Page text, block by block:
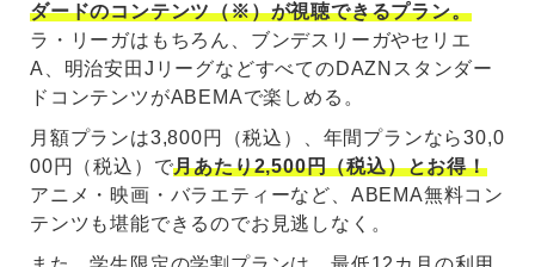
ダードのコンテンツ（※）が視聴できるプラン。
ラ・リーガはもちろん、ブンデスリーガやセリエ
A、明治安田JリーグなどすべてのDAZNスタンダー
ドコンテンツがABEMAで楽しめる。
月額プランは3,800円（税込）、年間プランなら30,0
00円（税込）で月あたり2,500円（税込）とお得！
アニメ・映画・バラエティーなど、ABEMA無料コン
テンツも堪能できるのでお見逃しなく。